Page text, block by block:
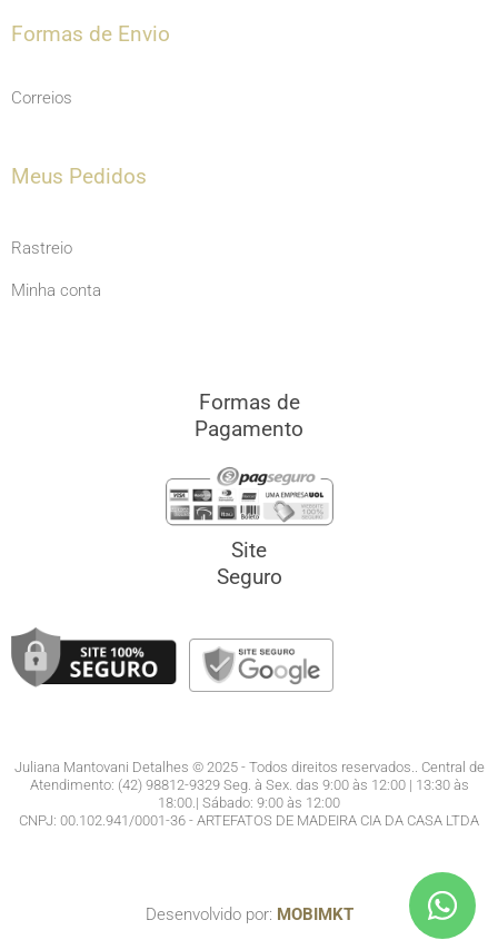
Formas de Envio
Correios
Meus Pedidos
Rastreio
Minha conta
Formas de
Pagamento
Site
Seguro
Juliana Mantovani Detalhes © 2025 - Todos direitos reservados.. Central de
Atendimento: (42) 98812-9329 Seg. à Sex. das 9:00 às 12:00 | 13:30 às
18:00.| Sábado: 9:00 às 12:00
CNPJ: 00.102.941/0001-36 - ARTEFATOS DE MADEIRA CIA DA CASA LTDA
Desenvolvido por: MOBIMKT